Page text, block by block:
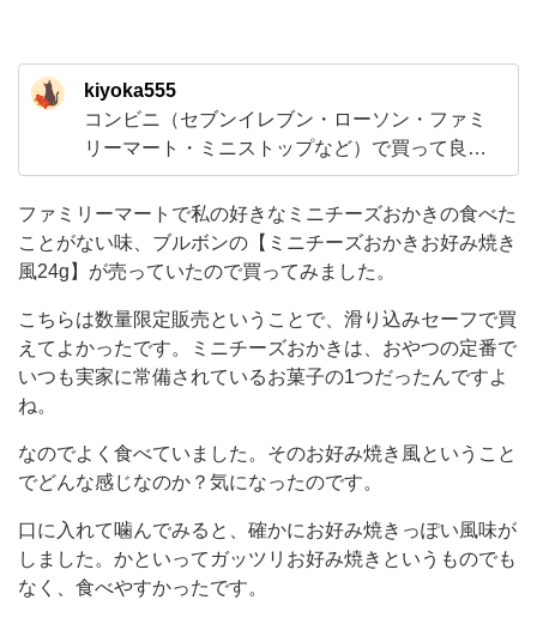
チ
ー
お
か
き
お
好
み
焼
風
が
売
kiyoka555
コンビニ（セブンイレブン・ローソン・ファミ
リーマート・ミニストップなど）で買って良か
ったおすすめしたい商品を紹介していきます！
甘いものが好きなのでスイーツがメインになり
ますけど、新商品も気になるので季節限定やキ
ャラクターなどとのコラボ商品といった期間限
時
ファミリーマートで私の好きなミニチーズおかきの食べた
ことがない味、ブルボンの【ミニチーズおかきお好み焼き
風24g】が売っていたので買ってみました。
こちらは数量限定販売ということで、滑り込みセーフで買
えてよかったです。ミニチーズおかきは、おやつの定番で
いつも実家に常備されているお菓子の1つだったんですよ
ね。
なのでよく食べていました。そのお好み焼き風ということ
でどんな感じなのか？気になったのです。
口に入れて噛んでみると、確かにお好み焼きっぽい風味が
しました。かといってガッツリお好み焼きというものでも
なく、食べやすかったです。